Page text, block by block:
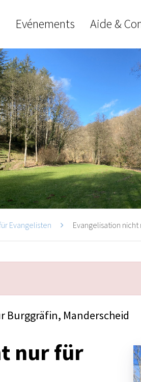
Evénements Aide &
Evangelisten Evangelisation
Burggräfin, Manderscheid
nur für